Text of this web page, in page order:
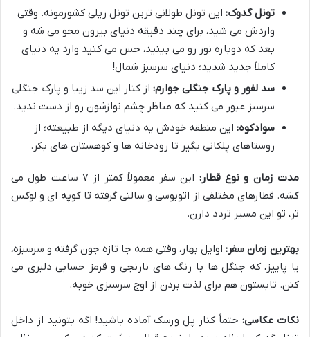
تونل گدوک: این تونل طولانی ترین تونل ریلی کشورمونه. وقتی
واردش می شید، برای چند دقیقه دنیای بیرون محو می شه و
بعد که دوباره نور رو می بینید، حس می کنید وارد یه دنیای
کاملاً جدید شدید؛ دنیای سرسبز شمال!
سد لفور و پارک جنگلی جوارم: از کنار این سد زیبا و پارک جنگلی
سرسبز عبور می کنید که مناظر چشم نوازشون رو از دست ندید.
سوادکوه: این منطقه خودش یه دنیای دیگه از طبیعته؛ از
روستاهای پلکانی بگیر تا رودخانه ها و کوهستان های بکر.
مدت زمان و نوع قطار:
این سفر معمولاً کمتر از ۷ ساعت طول می
کشه. قطارهای مختلفی از اتوبوسی و سالنی گرفته تا کوپه ای و لوکس
تر، تو این مسیر تردد دارن.
بهترین زمان سفر: اوایل بهار، وقتی همه جا تازه جون گرفته و سرسبزه،
یا پاییز، که جنگل ها با رنگ های نارنجی و قرمز حسابی دلبری می
کنن. تابستون هم برای لذت بردن از اوج سرسبزی خوبه.
نکات عکاسی:حتماً کنار پل ورسک آماده باشید! اگه بتونید از داخل